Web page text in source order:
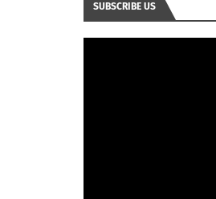
SUBSCRIBE US